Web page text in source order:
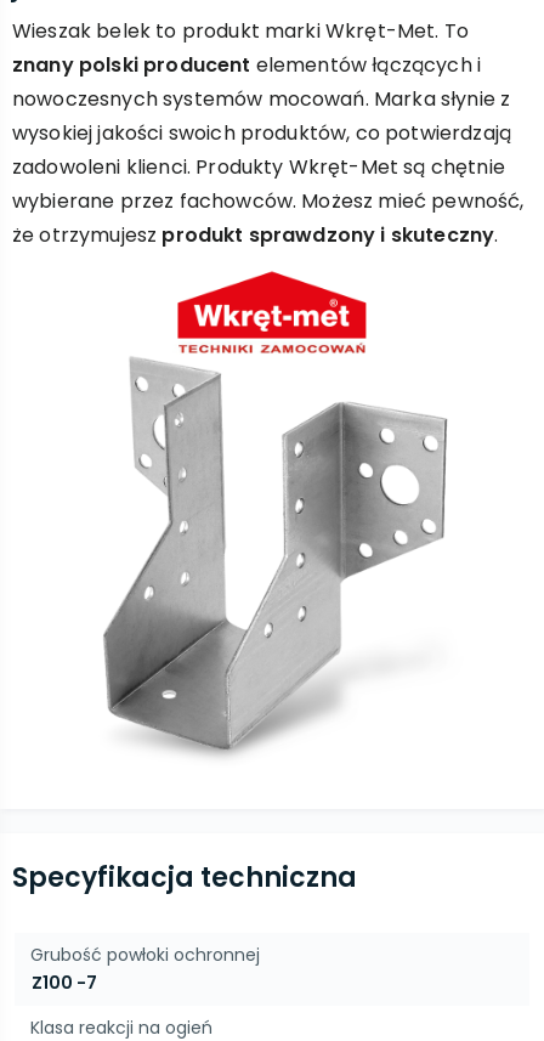
Wieszak belek to produkt marki Wkręt-Met. To
znany polski producent elementów łączących i
nowoczesnych systemów mocowań. Marka słynie z
wysokiej jakości swoich produktów, co potwierdzają
zadowoleni klienci. Produkty Wkręt-Met są chętnie
wybierane przez fachowców. Możesz mieć pewność,
że otrzymujesz produkt sprawdzony i skuteczny.
Specyfikacja techniczna
Grubość powłoki ochronnej
Z100 -7
Klasa reakcji na ogień